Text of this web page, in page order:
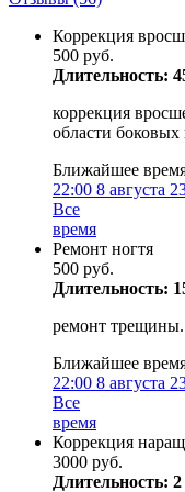
Коррекция
500 руб.
Длительность:
коррекция
области боковых
Ближайшее
22:00 8 августа
Все
время
Ремонт ногтя
500 руб.
Длительность:
ремонт трещины.
Ближайшее
22:00 8 августа
Все
время
Коррекция
3000 руб.
Длительность: